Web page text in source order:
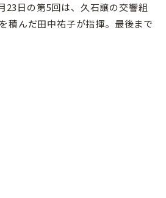
23日の第5回は、久石譲の交響組
積んだ田中祐子が指揮。最後まで